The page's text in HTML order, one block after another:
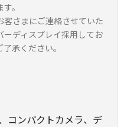
。
客さまにご連絡させていた
ディスプレイ採用してお
承ください。
コンパクトカメラ、デ